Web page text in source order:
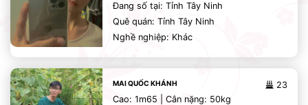
Đang số tại: Tỉnh Tây Ninh
Quê quán: Tỉnh Tây Ninh
Nghề nghiệp: Khác
23
MAI QUỐC KHÁNH
Cao: 1m65 | Cân nặng: 50kg